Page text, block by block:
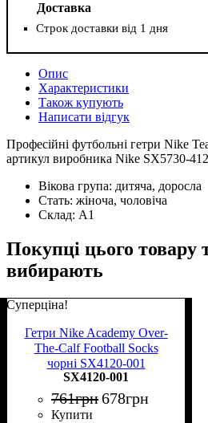
Доставка
Строк доставки від 1 дня
Опис
Характеристики
Також купують
Написати відгук
Професійні футбольні гетри Nike
артикул виробника Nike SX5730-
Вікова група: дитяча, доросла
Стать: жіноча, чоловіча
Склад: А1
Покупці цього товару
вибирають
Суперціна!
Гетри Nike Academy Over-
The-Calf Football Socks
чорні SX4120-001
SX4120-001
761грн678грн
Купити